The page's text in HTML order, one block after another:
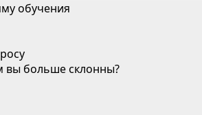
обучения
вы больше склонны?